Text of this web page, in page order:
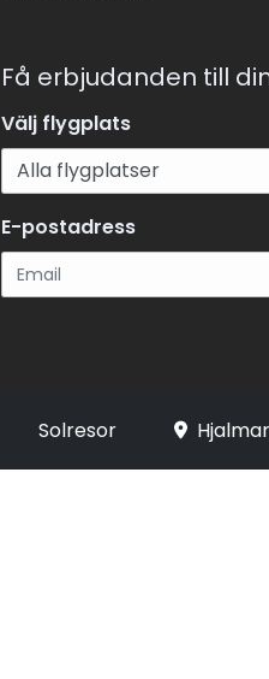
Få erbjudanden till
Välj flygplats
E-postadress
Solresor